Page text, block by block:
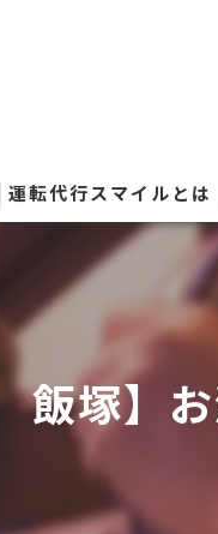
運転代行スマイルとは
飯塚】